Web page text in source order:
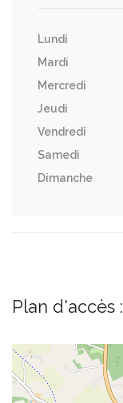
Lundi
Mardi
Mercredi
Jeudi
Vendredi
Samedi
Dimanche
Plan d'accès :